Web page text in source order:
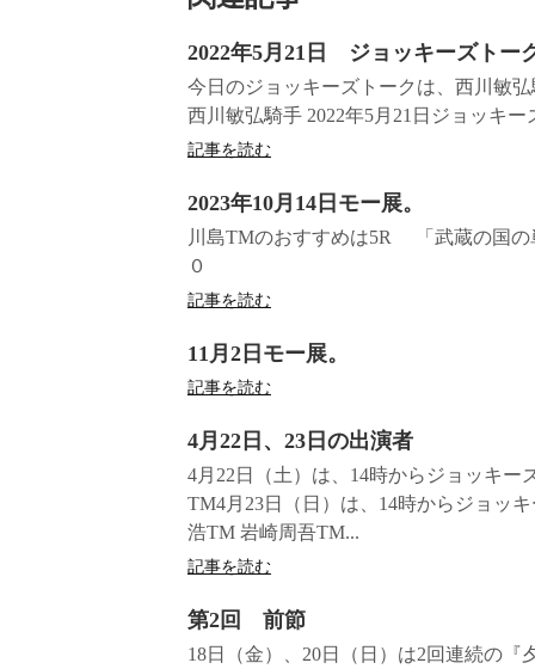
2022年5月21日 ジョッキーズトー
今日のジョッキーズトークは、西川敏
西川敏弘騎手 2022年5月21日ジョッキ
記事を読む
2023年10月14日モー展。
川島TMのおすすめは5R 「武
０
記事を読む
11月2日モー展。
記事を読む
4月22日、23日の出演者
4月22日（土）は、14時からジョッキ
TM4月23日（日）は、14時からジョッ
浩TM 岩崎周吾TM...
記事を読む
第2回 前節
18日（金）、20日（日）は2回連続の